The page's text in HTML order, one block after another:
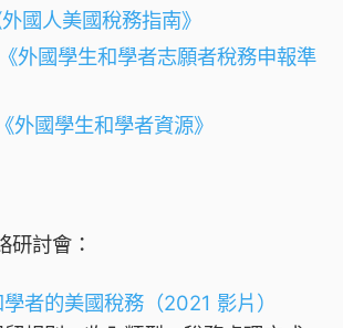
國人美國稅務指南》
外國學生和學者志願者稅務申報準
外國學生和學者資源》
研討會：
者的美國稅務（2021 影片）